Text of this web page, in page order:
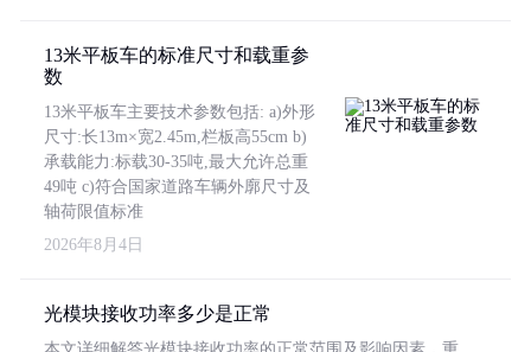
13米平板车的标准尺寸和载重参
数
13米平板车主要技术参数包括: a)外形
尺寸:长13m×宽2.45m,栏板高55cm b)
承载能力:标载30-35吨,最大允许总重
49吨 c)符合国家道路车辆外廓尺寸及
轴荷限值标准
2026年8月4日
光模块接收功率多少是正常